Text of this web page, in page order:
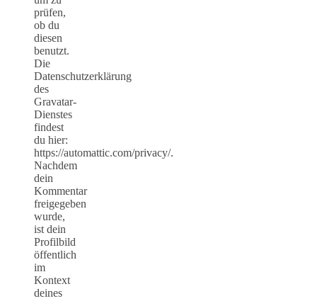
prüfen,
ob du
diesen
benutzt.
Die
Datenschutzerklärung
des
Gravatar-
Dienstes
findest
du hier:
https://automattic.com/privacy/.
Nachdem
dein
Kommentar
freigegeben
wurde,
ist dein
Profilbild
öffentlich
im
Kontext
deines